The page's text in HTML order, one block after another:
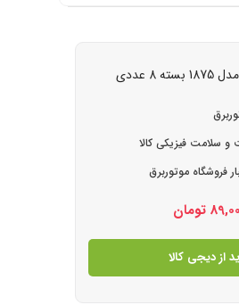
8 عددی
و سلامت فیزیکی کالا
فروشگاه موتوربرق
تومان
از دیجی کالا